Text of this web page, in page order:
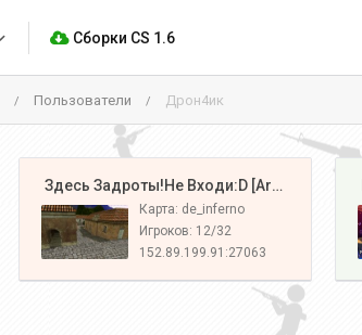
Сборки CS 1.6
/ Пользователи / Дрон4ик
️ Здесь Задроты!Не Входи:D [Army#1]
Карта: de_inferno
Игроков: 12/32
152.89.199.91:27063